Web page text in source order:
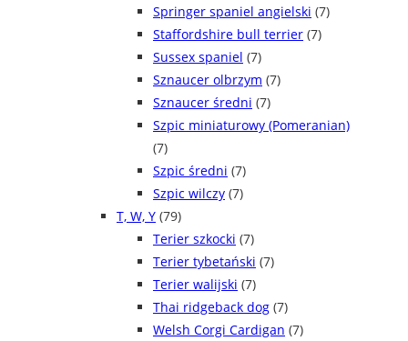
Springer spaniel angielski (7)
Staffordshire bull terrier (7)
Sussex spaniel (7)
Sznaucer olbrzym (7)
Sznaucer średni (7)
Szpic miniaturowy (Pomeranian)
(7)
Szpic średni (7)
Szpic wilczy (7)
T, W, Y (79)
Terier szkocki (7)
Terier tybetański (7)
Terier walijski (7)
Thai ridgeback dog (7)
Welsh Corgi Cardigan (7)